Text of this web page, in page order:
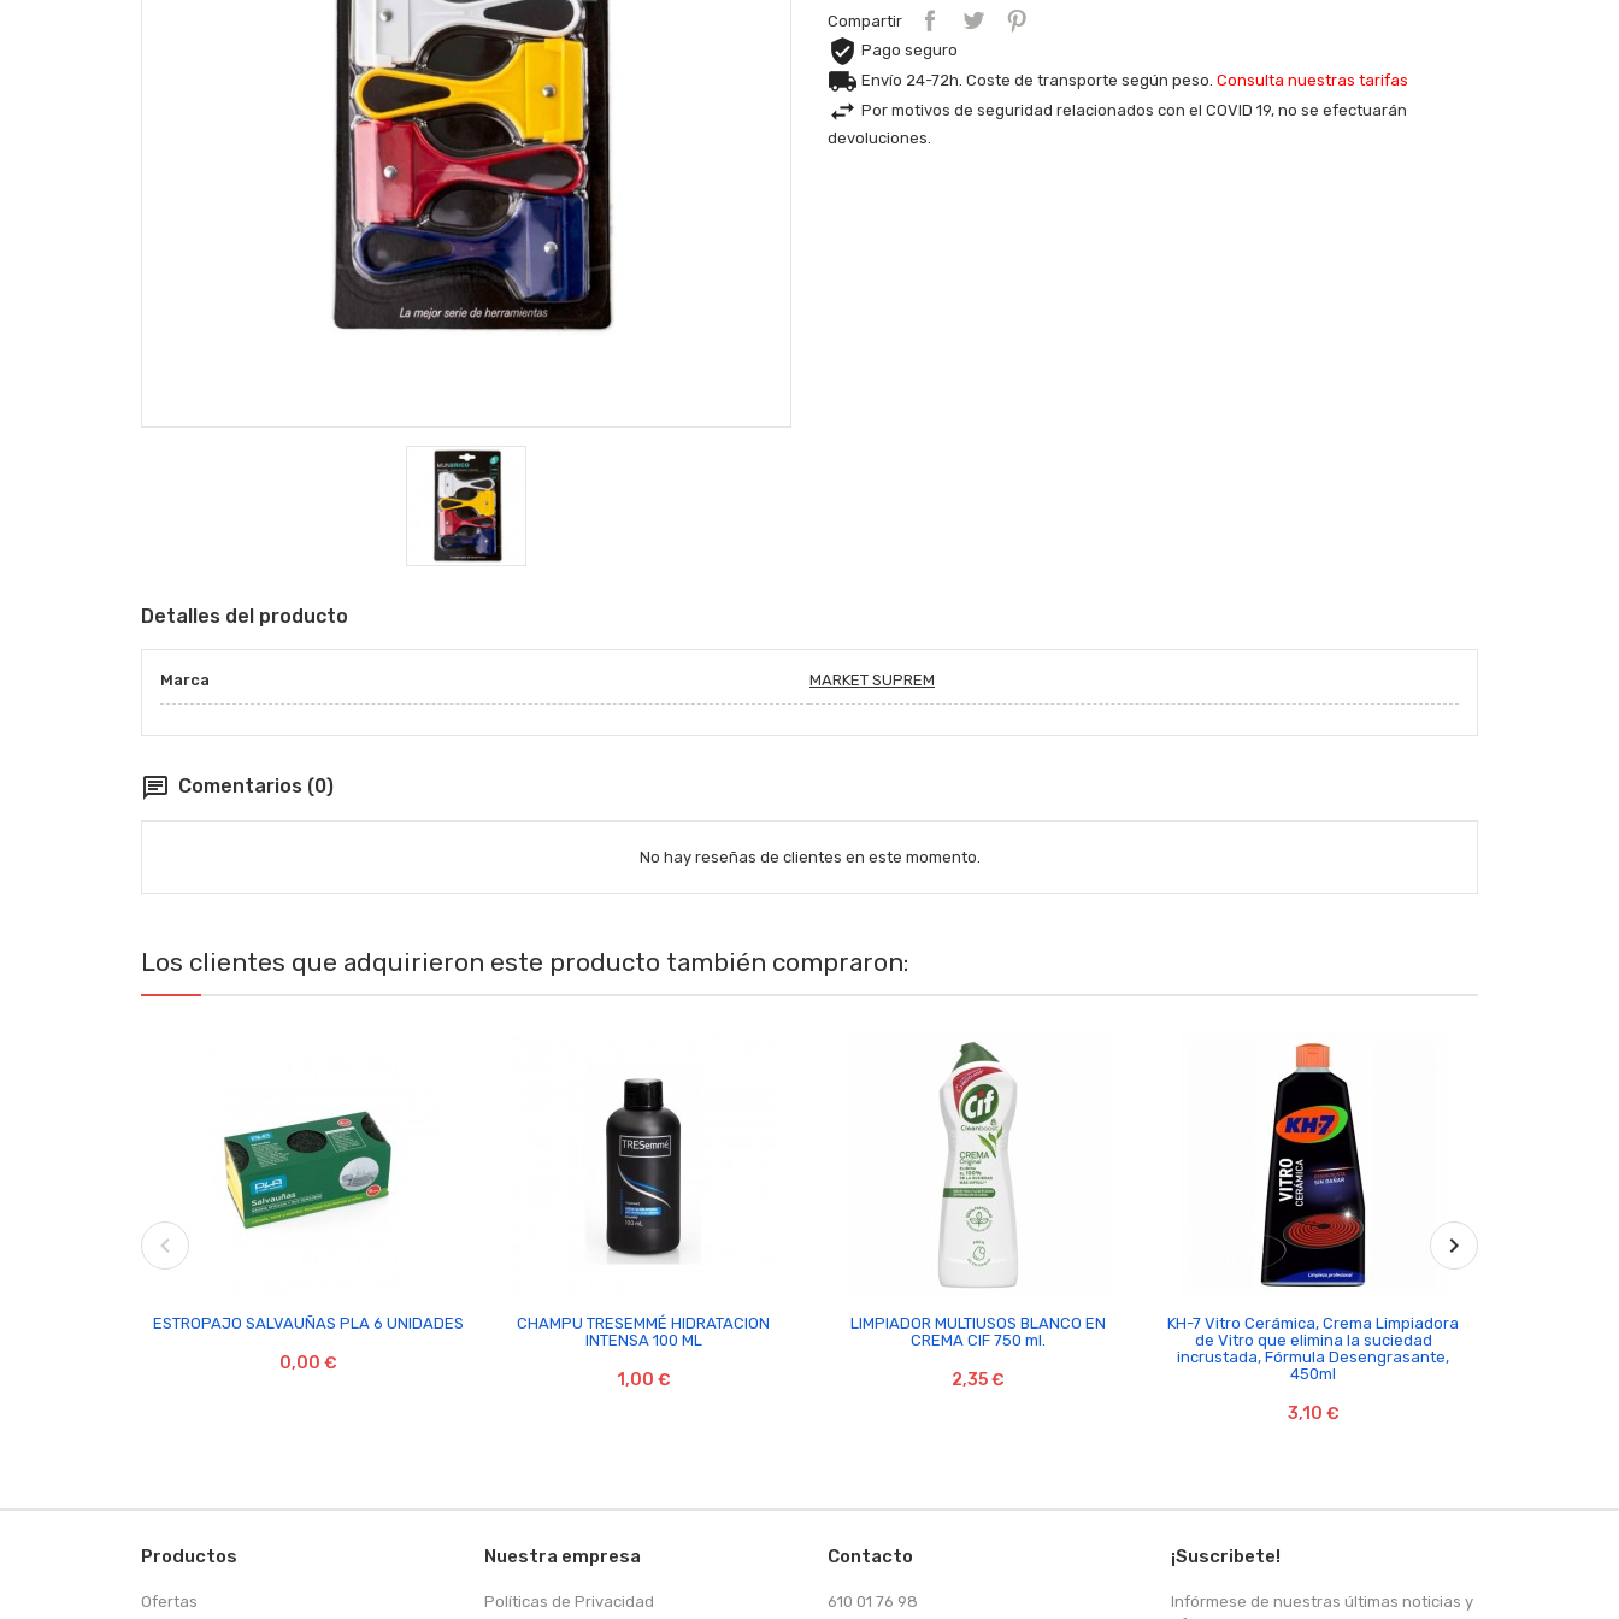
Compartir
Pago seguro
Envío 24-72h. Coste de transporte según peso. Consulta nuestras tarifas
Por motivos de seguridad relacionados con el COVID 19, no se efectuarán
devoluciones.
Detalles del producto
Marca MARKET SUPREM
chat Comentarios (0)
No hay reseñas de clientes en este momento.
Los clientes que adquirieron este producto también compraron:

ESTROPAJO SALVAUÑAS PLA 6 UNIDADES
0,00 €

CHAMPU TRESEMMÉ HIDRATACION
INTENSA 100 ML
1,00 €

LIMPIADOR MULTIUSOS BLANCO EN
CREMA CIF 750 ml.
2,35 €

KH-7 Vitro Cerámica, Crema Limpiadora
de Vitro que elimina la suciedad
incrustada, Fórmula Desengrasante,
450ml
3,10 €
Productos
Ofertas
Nuestra empresa
Políticas de Privacidad
Contacto
610 01 76 98
¡Suscribete!
Infórmese de nuestras últimas noticias y